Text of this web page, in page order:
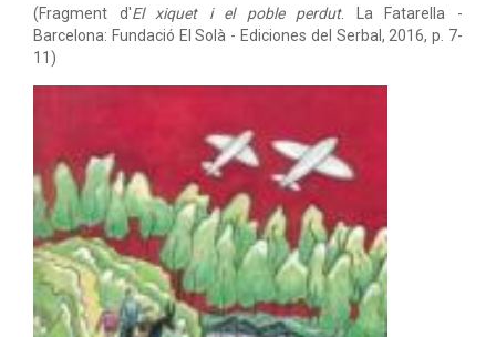
(Fragment d'El xiquet i el poble perdut. La Fatarella -
Barcelona: Fundació El Solà - Ediciones del Serbal, 2016, p. 7-
11)